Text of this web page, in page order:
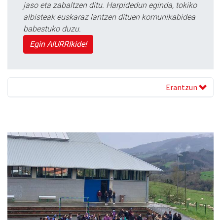
jaso eta zabaltzen ditu. Harpidedun eginda, tokiko
albisteak euskaraz lantzen dituen komunikabidea
babestuko duzu.
Egin AIURRIkide!
Erantzun